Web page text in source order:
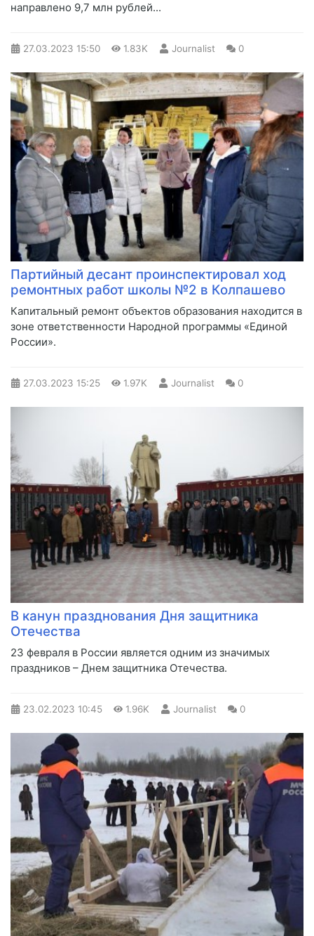
направлено 9,7 млн рублей...
27.03.2023 15:50 1.83K Journalist 0
​Партийный десант проинспектировал ход
ремонтных работ школы №2 в Колпашево
Капитальный ремонт объектов образования находится в
зоне ответственности Народной программы «Единой
России».
27.03.2023 15:25 1.97K Journalist 0
В канун празднования Дня защитника
Отечества
​23 февраля в России является одним из значимых
праздников – Днем защитника Отечества.
23.02.2023 10:45 1.96K Journalist 0